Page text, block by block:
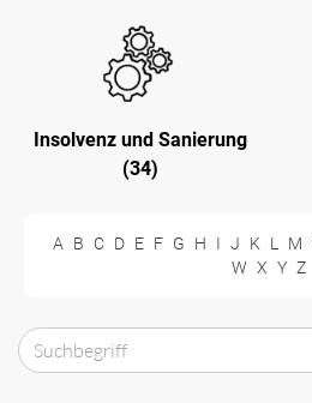
Insolvenz und Sanierung
(34)
A B C D E F G H I J K L M
W X Y Z